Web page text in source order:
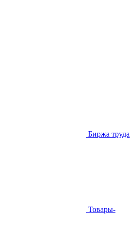
Биржа труда
Товары-